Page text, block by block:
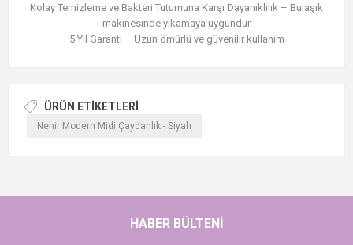
Kolay Temizleme ve Bakteri Tutumuna Karşı Dayanıklılık – Bulaşık
makinesinde yıkamaya uygundur
5 Yıl Garanti – Uzun ömürlü ve güvenilir kullanım
ÜRÜN ETIKETLERI
Nehir Modern Midi Çaydanlık - Siyah
HABER BÜLTENI